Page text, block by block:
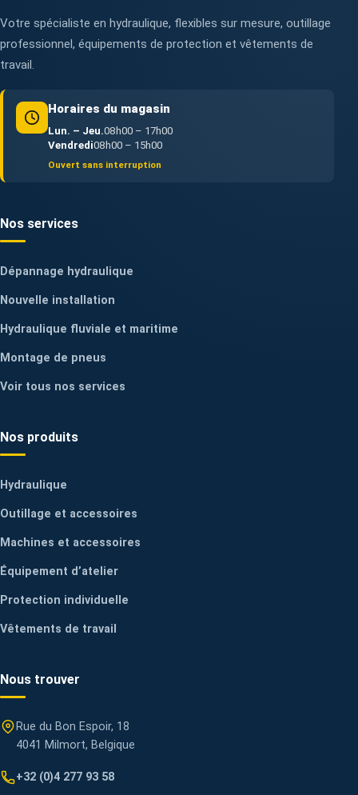
Votre spécialiste en hydraulique, flexibles sur mesure, outillage
professionnel, équipements de protection et vêtements de
travail.
Horaires du magasin
Lun. – Jeu.08h00 – 17h00
Vendredi08h00 – 15h00
Ouvert sans interruption
Nos services
Dépannage hydraulique
Nouvelle installation
Hydraulique fluviale et maritime
Montage de pneus
Voir tous nos services
Nos produits
Hydraulique
Outillage et accessoires
Machines et accessoires
Équipement d’atelier
Protection individuelle
Vêtements de travail
Nous trouver
Rue du Bon Espoir, 18
4041 Milmort, Belgique
+32 (0)4 277 93 58